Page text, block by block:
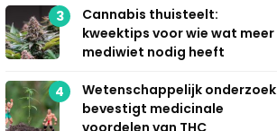
3
Cannabis thuisteelt:
kweektips voor wie wat meer
mediwiet nodig heeft
4
Wetenschappelijk onderzoek
bevestigt medicinale
voordelen van THC